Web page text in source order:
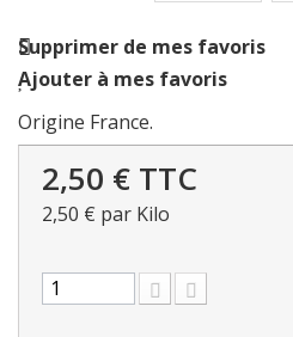
Supprimer de mes favoris
Ajouter à mes favoris
Origine France.
2,50 € TTC
2,50 € par Kilo